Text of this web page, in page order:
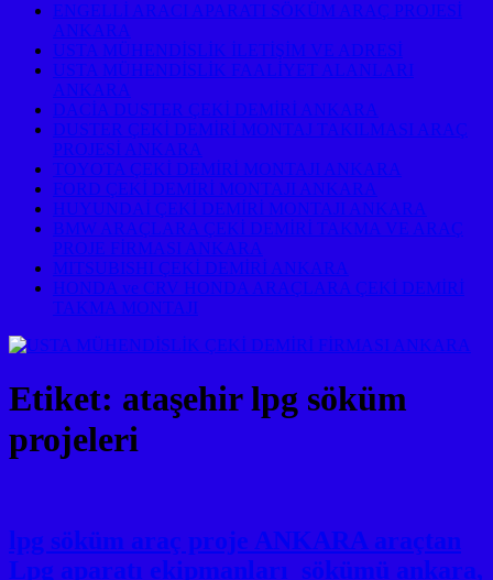
ENGELLİ ARACI APARATI SÖKÜM ARAÇ PROJESİ
ANKARA
USTA MÜHENDİSLİK İLETİŞİM VE ADRESİ
USTA MÜHENDİSLİK FAALİYET ALANLARI
ANKARA
DACİA DUSTER ÇEKİ DEMİRİ ANKARA
DUSTER ÇEKİ DEMİRİ MONTAJ TAKILMASI ARAÇ
PROJESİ ANKARA
TOYOTA ÇEKİ DEMİRİ MONTAJI ANKARA
FORD ÇEKİ DEMİRİ MONTAJI ANKARA
HUYUNDAİ ÇEKİ DEMİRİ MONTAJI ANKARA
BMW ARAÇLARA ÇEKİ DEMİRİ TAKMA VE ARAÇ
PROJE FİRMASI ANKARA
MITSUBISHI ÇEKİ DEMİRİ ANKARA
HONDA ve CRV HONDA ARAÇLARA ÇEKİ DEMİRİ
TAKMA MONTAJI
Etiket: ataşehir lpg söküm
projeleri
lpg söküm araç proje ANKARA araçtan
Lpg aparatı ekipmanları sökümü ankara,